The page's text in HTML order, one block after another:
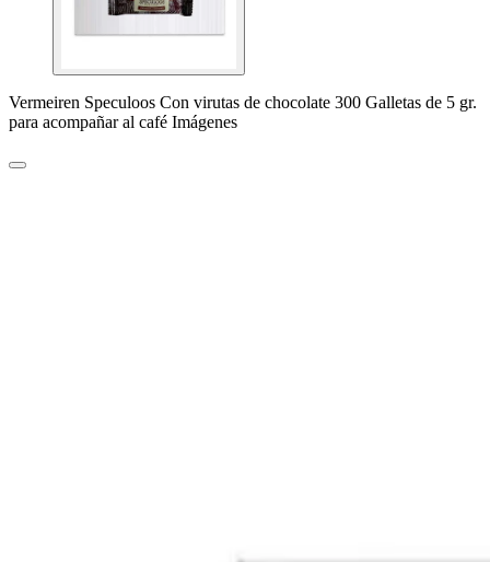
Vermeiren Speculoos Con virutas de chocolate 300 Galletas de 5 gr.
para acompañar al café Imágenes